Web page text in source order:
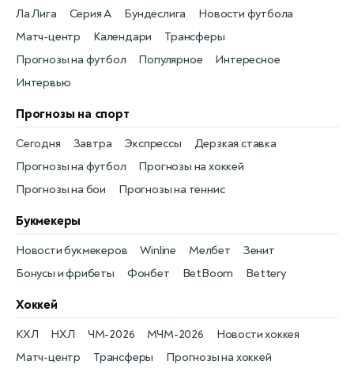
Новости футбола
Матч-центр Календари Трансферы
Прогнозы на футбол Популярное
Ла Лига
Интересное
Серия А
Интервью
Бундеслига
Прогнозы на спорт
Прогнозы на футбол
Сегодня
Прогнозы на хоккей
Завтра
Прогнозы на бои
Экспрессы
Прогнозы на теннис
Дерзкая ставка
Букмекеры
Бонусы и фрибеты
Новости букмекеров
Фонбет
Winline
BetBoom
Мелбет
Bettery
Зенит
Хоккей
Новости хоккея
КХЛ
Матч-центр
НХЛ
Трансферы
ЧМ-2026
Прогнозы на хоккей
МЧМ-2026